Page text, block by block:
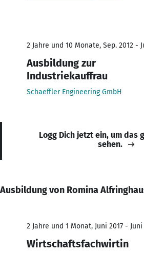
2 Jahre und 10 Monate, Sep. 2012 -
Ausbildung zur
Industriekauffrau
Schaeffler Engineering GmbH
Logg Dich jetzt ein, um das
sehen.
Ausbildung von Romina
2 Jahre und 1 Monat, Juni 2017 - Juni
Wirtschaftsfachwirtin